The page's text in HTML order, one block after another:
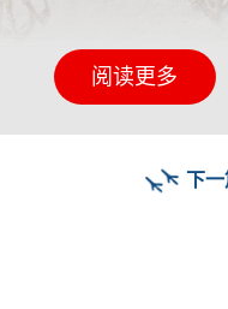
▲始祖鸟化石
祖先就已经活跃在这
到鸟类的启发和影响，
阅读更多
下一